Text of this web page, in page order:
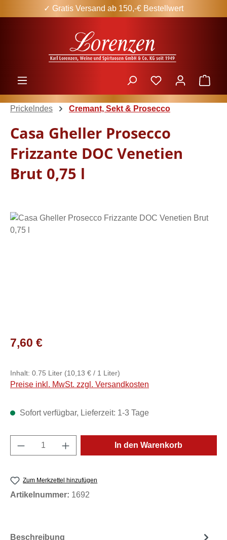
Zum Hauptinhalt springen
✓ Gratis Versand ab 150,-€ Bestellwert
Prickelndes Cremant, Sekt & Prosecco
Casa Gheller Prosecco
Frizzante DOC Venetien
Brut 0,75 l
Bildergalerie überspringen
Regulärer Preis:
7,60 €
Inhalt: 0.75 Liter (10,13 € / 1 Liter)
Preise inkl. MwSt. zzgl. Versandkosten
Sofort verfügbar, Lieferzeit: 1-3 Tage
Produkt Anzahl: Gib den gewünschten
In den Warenkorb
Zum Merkzettel hinzufügen
Artikelnummer: 1692
Beschreibung